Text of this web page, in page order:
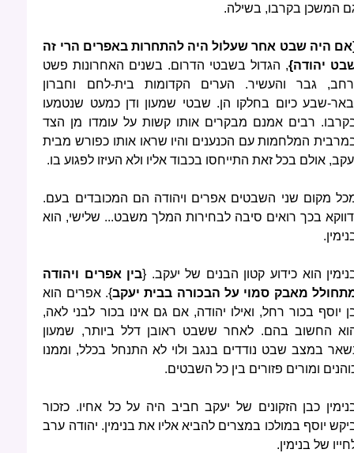
המשכן בקרבו, בשילה.
היה שבט אחר שעלול היה להתחרות באפרים הרי זה
יהודה}, הגדול בשבטי הדרום. בשנים האחרונות פשט
גבר והעשיר. הערים הקדומות בית-לחם וחברון
שבע כיום בחלקו הן. שבטי שמעון ודן כמעט שנטמעו
רבים אמנם מבקרים אותו קשות על עומדו מן הצד
המלחמות עם הכנענים והיו שראו אותו כפורש מבית
אולם בכל זאת התייחסו בכבוד אליו ולא העיזו לפגוע בו.
מקום שני השבטים אפרים ויהודה הם המכובדים בעם.
בכך רואים סיבה לבחירות המלך משבט... שלישי, הוא
הוא כידוע קטון הבנים של יעקב. {בין אפרים ויהודה
מאבק סמוי על הבכורה בבית יעקב}. אפרים הוא
יוסף בכור רחל, ואילו יהודה, אם גם אינו בכור לבני לאה,
החשוב בהם. לאחר ששבט ראובן דלל ביותר, שמעון
במצב שבט נודדים בנגב ולוי לא התנחל בכלל, וממנו
ומורים פזורים בין כל השבטים.
כבן הזקונים של יעקב חביב היה על כל אחיו. כזכור
יוסף במולכו במצרים להביא אליו את בנימין. יהודה ערב
של בנימין.